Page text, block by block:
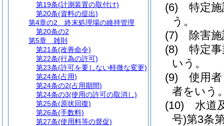
(6)
特定
う。
(7)
除害
(8)
特定
いう。
(9)
使用
者をいう
(10)
水道
号)第3条
第19条(計測装置の取付け)
第20条(資料の提出)
第4章の2
終末処理場の維持管理
第20条の2
第5章
雑則
第21条(改善命令)
第22条(行為の許可)
第23条(許可を要しない軽微な変更)
第24条(占用)
第24条の2(占用期間)
第24条の3(使用の許可の取消し)
第25条(原状回復)
第26条(手数料)
第27条(使用料等の督促)